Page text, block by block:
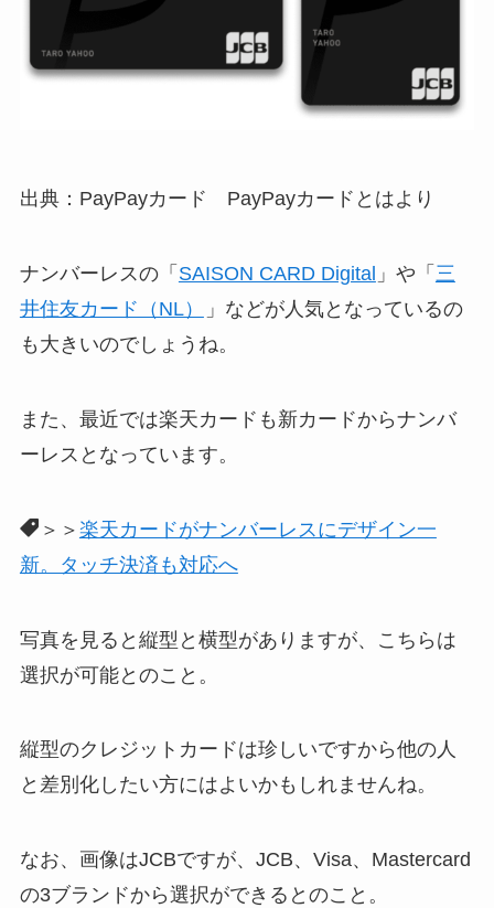
出典：PayPayカード PayPayカードとはより
ナンバーレスの「 SAISON CARD Digital 」や「 三
井住友カード（NL）
」などが人気となっているの
も大きいのでしょうね。
また、最近では楽天カードも新カードからナンバ
ーレスとなっています。
＞＞ 楽天カードがナンバーレスにデザイン一
新。タッチ決済も対応へ
写真を見ると縦型と横型がありますが、こちらは
選択が可能とのこと。
縦型のクレジットカードは珍しいですから他の人
と差別化したい方にはよいかもしれませんね。
なお、画像はJCBですが、JCB、Visa、Mastercard
の3ブランドから選択ができるとのこと。